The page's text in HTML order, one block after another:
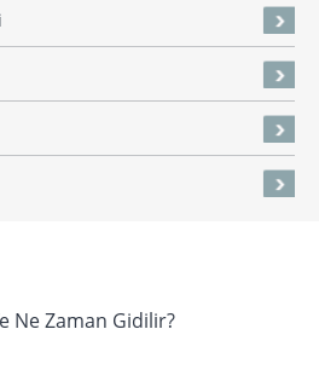
Ne Zaman Gidilir?